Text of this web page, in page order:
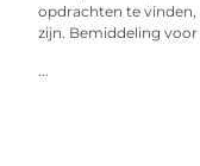
opdrachten te
zijn. Bemiddeling voor
...